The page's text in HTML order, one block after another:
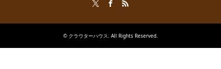
© クラウターハウス . All Rights Reserved.